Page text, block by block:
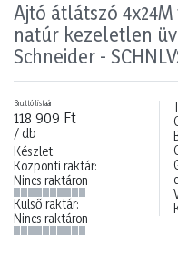
Ajtó átlátszó
natúr kezeletlen
Schneider -
Bruttó listaár
118 909 Ft
/ db
Készlet:
Központi raktár:
Nincs raktáron
Külső raktár:
Nincs raktáron